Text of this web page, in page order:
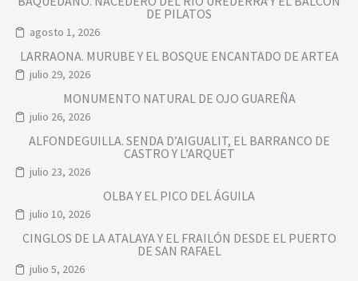
DE PILATOS
agosto 1, 2026
LARRAONA. MURUBE Y EL BOSQUE ENCANTADO DE ARTEA
julio 29, 2026
MONUMENTO NATURAL DE OJO GUAREÑA
julio 26, 2026
ALFONDEGUILLA. SENDA D’AIGUALIT, EL BARRANCO DE
CASTRO Y L’ARQUET
julio 23, 2026
OLBA Y EL PICO DEL ÁGUILA
julio 10, 2026
CINGLOS DE LA ATALAYA Y EL FRAILÓN DESDE EL PUERTO
DE SAN RAFAEL
julio 5, 2026